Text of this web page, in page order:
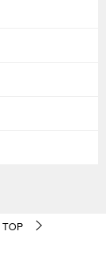
TOP